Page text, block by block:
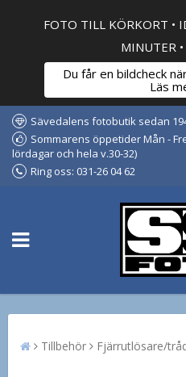
FOTO TILL KÖRKORT •
MINUTER
Du får en bildcheck
Läs
Sävedalens fotobutik sedan
Sommarens öppetider Mån -
lördagar och hela v.30-32)
Ring oss: 031-26 04 62
Tillbehör Fjärrutlösare/